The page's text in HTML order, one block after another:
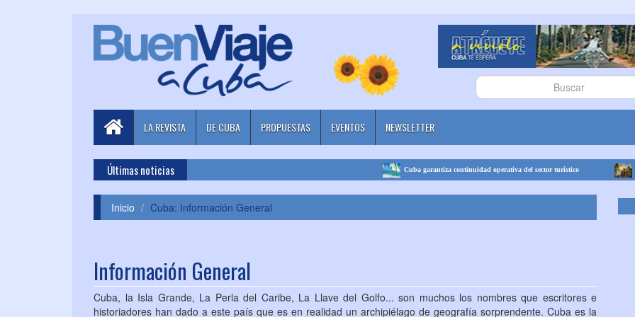
LA REVISTA DE CUBA PROPUESTAS EVENTOS NEWSLETTER
Últimas noticias Cuba garantiza continuidad operativa del sector turístico Cuba se
Inicio Cuba: Información General
Información General
Cuba, la Isla Grande, La Perla del Caribe, La Llave del Golfo... son muchos los nombres que escritores e
historiadores han dado a este país que es en realidad un archipiélago de geografía sorprendente. Cuba es la